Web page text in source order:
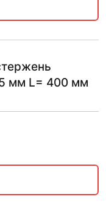
мм L= 400 мм